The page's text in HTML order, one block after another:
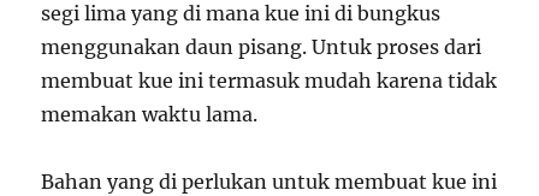
segi lima yang di mana kue ini di bungkus
menggunakan daun pisang. Untuk proses dari
membuat kue ini termasuk mudah karena tidak
memakan waktu lama.
Bahan yang di perlukan untuk membuat kue ini